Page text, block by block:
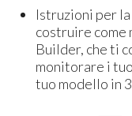
Istruzioni per
costruire come
Builder, che ti
monitorare i
tuo modello in